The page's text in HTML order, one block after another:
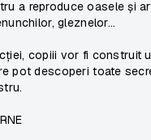
a reproduce oasele și
gleznelor...
copiii vor fi construit
pot descoperi toate